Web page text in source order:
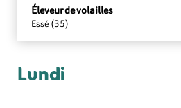
Éleveur de volailles
Essé (35)
Lundi